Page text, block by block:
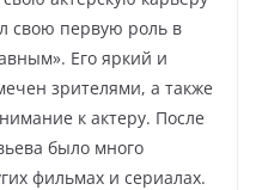
свою первую роль в
Его яркий и
зрителями, а также
к актеру. После
было много
фильмах и сериалах.